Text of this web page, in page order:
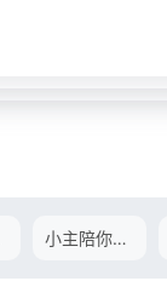
小主陪你一起看下